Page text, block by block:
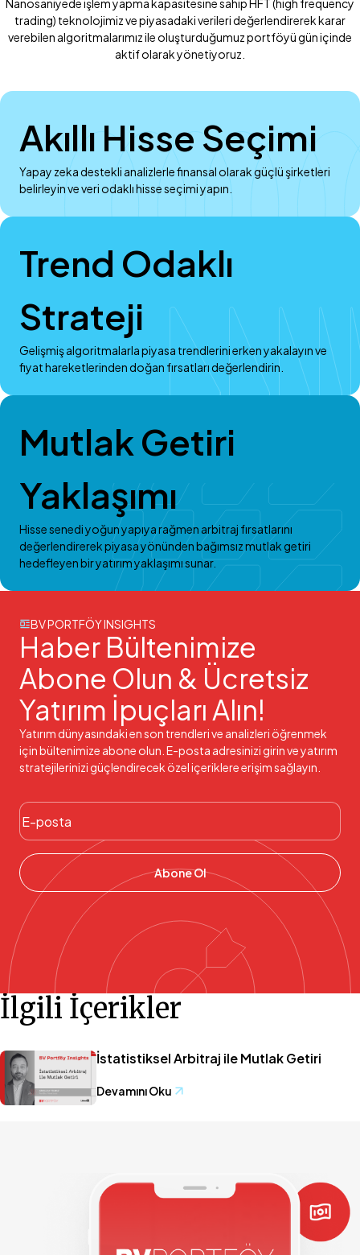
Nanosaniyede işlem yapma kapasitesine sahip HFT (high frequency
trading) teknolojimiz ve piyasadaki verileri değerlendirerek karar
verebilen algoritmalarımız ile oluşturduğumuz portföyü gün içinde
aktif olarak yönetiyoruz.
Akıllı Hisse Seçimi
Yapay zeka destekli analizlerle finansal olarak güçlü şirketleri
belirleyin ve veri odaklı hisse seçimi yapın.
Trend Odaklı
Strateji
Gelişmiş algoritmalarla piyasa trendlerini erken yakalayın ve
fiyat hareketlerinden doğan fırsatları değerlendirin.
Mutlak Getiri
Yaklaşımı
Hisse senedi yoğun yapıya rağmen arbitraj fırsatlarını
değerlendirerek piyasa yönünden bağımsız mutlak getiri
hedefleyen bir yatırım yaklaşımı sunar.
BV PORTFÖY INSIGHTS
Haber Bültenimize
Abone Olun & Ücretsiz
Yatırım İpuçları Alın!
Yatırım dünyasındaki en son trendleri ve analizleri öğrenmek
için bültenimize abone olun. E-posta adresinizi girin ve yatırım
stratejilerinizi güçlendirecek özel içeriklere erişim sağlayın.
Abone Ol
İlgili İçerikler
İstatistiksel Arbitraj ile Mutlak Getiri
Devamını Oku